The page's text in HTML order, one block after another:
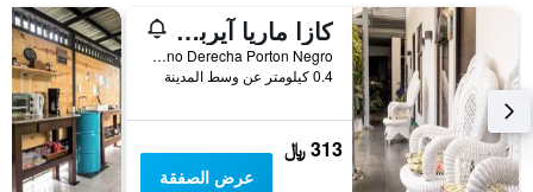
كازا ماريا آيربورت بيد آند بريكفاست
Rio Segundo DE Alajuela, 300 Metros Norte DE Bodega Ferretereria 7, Mano Derecha Porton Negro, ألاخويلا, كوستاريكا
0.4 كيلومتر عن وسط المدينة
313 ﷼
عرض الصفقة